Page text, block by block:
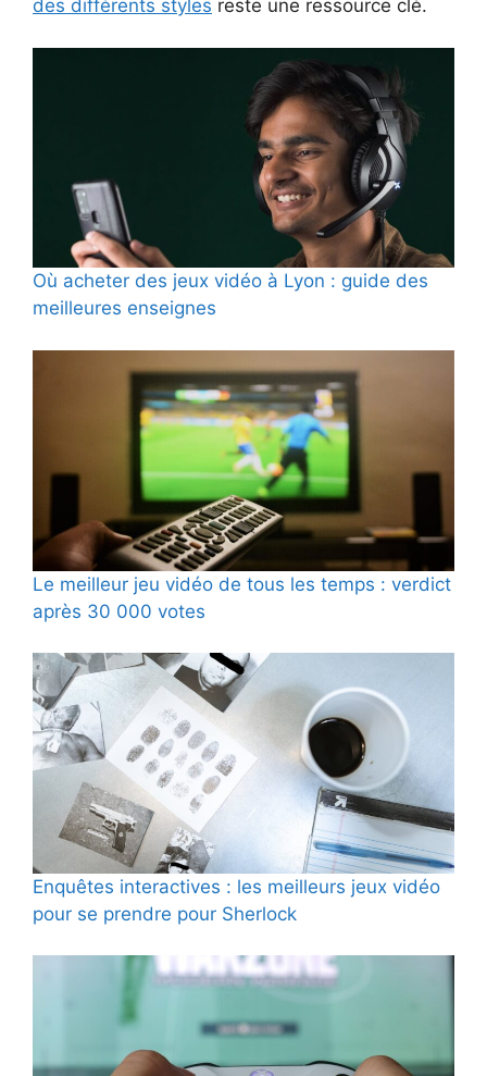
des différents styles reste une ressource clé.
Où acheter des jeux vidéo à Lyon : guide des
meilleures enseignes
Le meilleur jeu vidéo de tous les temps : verdict
après 30 000 votes
Enquêtes interactives : les meilleurs jeux vidéo
pour se prendre pour Sherlock